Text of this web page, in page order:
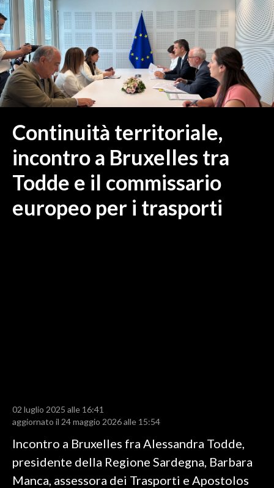
MEDIO CAMPIDANO
ORISTANO E PROVINCIA
SASSARI E PROVINCIA
GALLURA
NUORO E PROVINCIA
OGLIASTRA
ITALIA
MONDO
POLITICA
CALCIO
CALCIO REGIONALE
BASKET
VOLLEY
MOTORI
Continuità territoriale,
incontro a Bruxelles tra
Todde e il commissario
europeo per i trasporti
02 luglio 2025 alle 16:41
aggiornato il 24 maggio 2026 alle 15:54
Incontro a Bruxelles fra Alessandra Todde,
presidente della Regione Sardegna, Barbara
Manca, assessora dei Trasporti e Apostolos